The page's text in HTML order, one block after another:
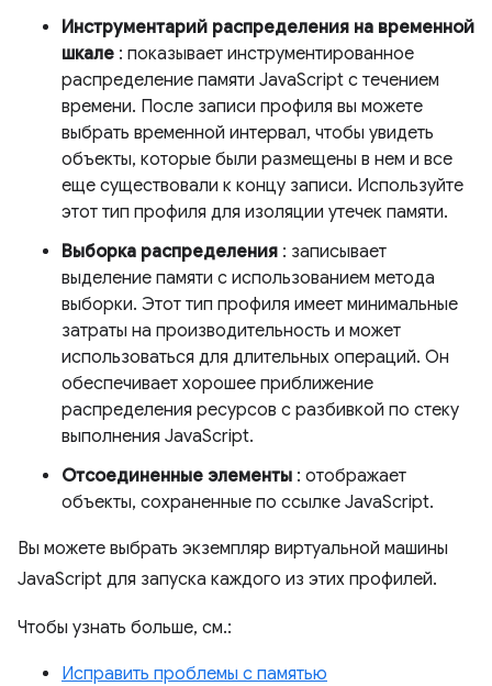
Инструментарий распределения на временной
шкале : показывает инструментированное
распределение памяти JavaScript с течением
времени. После записи профиля вы можете
выбрать временной интервал, чтобы увидеть
объекты, которые были размещены в нем и все
еще существовали к концу записи. Используйте
этот тип профиля для изоляции утечек памяти.
Выборка распределения : записывает
выделение памяти с использованием метода
выборки. Этот тип профиля имеет минимальные
затраты на производительность и может
использоваться для длительных операций. Он
обеспечивает хорошее приближение
распределения ресурсов с разбивкой по стеку
выполнения JavaScript.
Отсоединенные элементы : отображает
объекты, сохраненные по ссылке JavaScript.
Вы можете выбрать экземпляр виртуальной машины
JavaScript для запуска каждого из этих профилей.
Чтобы узнать больше, см.:
Исправить проблемы с памятью